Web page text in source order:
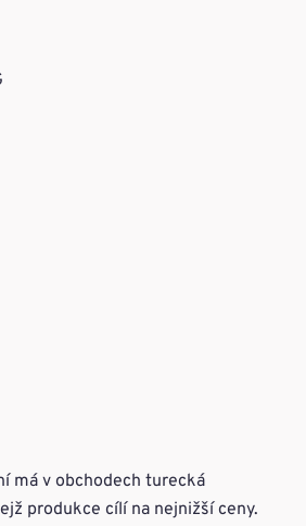
má v obchodech turecká
produkce cílí na nejnižší ceny.